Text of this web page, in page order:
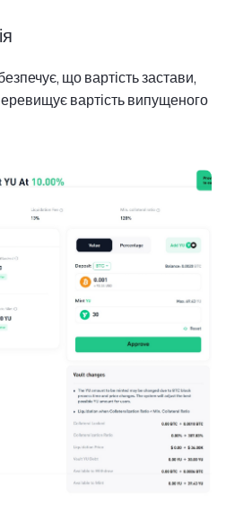
що вартість застави,
вартість випущеного